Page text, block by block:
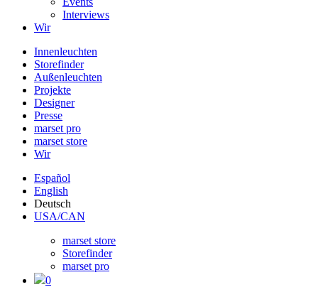
Interviews
Wir
Innenleuchten
Storefinder
Außenleuchten
Projekte
Designer
Presse
marset pro
marset store
Wir
Español
English
Deutsch
USA/CAN
marset store
Storefinder
marset pro
0